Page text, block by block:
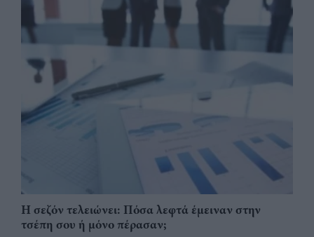
Η σεζόν τελειώνει: Πόσα λεφτά έμειναν στην
τσέπη σου ή μόνο πέρασαν;